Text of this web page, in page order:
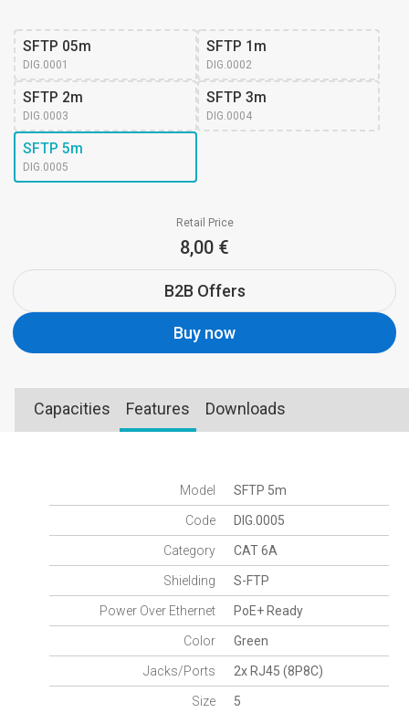
SFTP 05m
DIG.0001
SFTP 1m
DIG.0002
SFTP 2m
DIG.0003
SFTP 3m
DIG.0004
SFTP 5m
DIG.0005
Retail Price
8,00 €
B2B Offers
Buy now
Capacities Features Downloads
Model SFTP 5m
Code DIG.0005
Category CAT 6A
Shielding S-FTP
Power Over Ethernet PoE+ Ready
Color Green
Jacks/Ports 2x RJ45 (8P8C)
Size 5